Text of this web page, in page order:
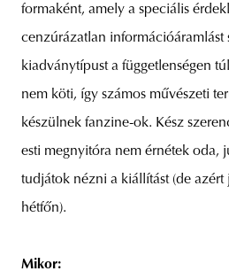
formaként, amely a speciális
cenzúrázatlan információáramlást
kiadványtípust a függetlenségen
nem köti, így számos művészeti
készülnek fanzine-ok. Kész
esti megnyitóra nem érnétek oda,
tudjátok nézni a kiállítást (de
hétfőn).
Mikor: